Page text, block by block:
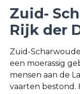
Zuid-
Rijk der
Zuid-
een moerassig
mensen aan de
vaarten bestond.